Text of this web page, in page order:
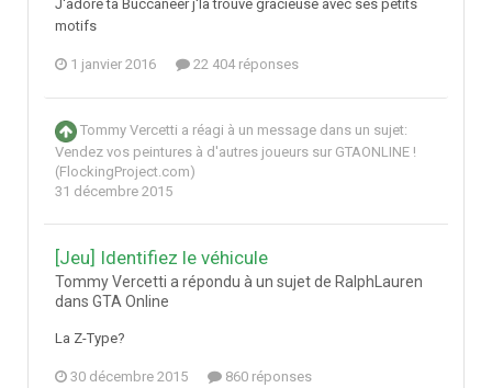
J'adore ta Buccaneer j'la trouve gracieuse avec ses petits
motifs
1 janvier 2016 22 404 réponses
Tommy Vercetti a réagi à un message dans un sujet:
Vendez vos peintures à d'autres joueurs sur GTAONLINE !
(FlockingProject.com)
31 décembre 2015
[Jeu] Identifiez le véhicule
Tommy Vercetti a répondu à un sujet de RalphLauren
dans GTA Online
La Z-Type?
30 décembre 2015 860 réponses